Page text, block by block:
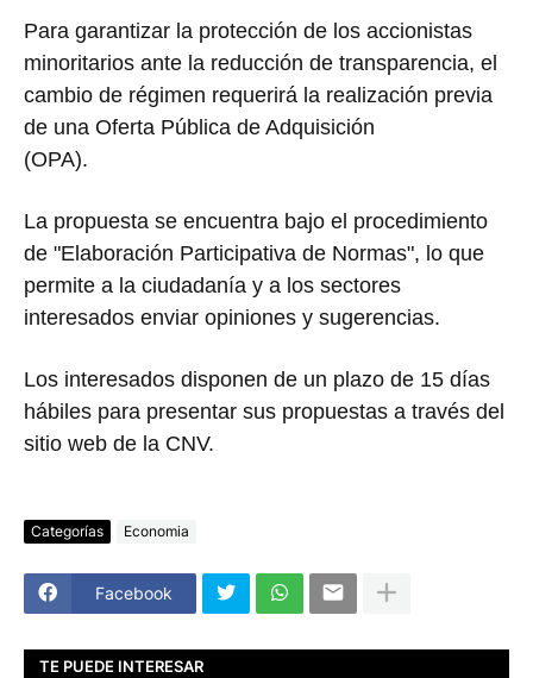
Para garantizar la protección de los accionistas
minoritarios ante la reducción de transparencia, el
cambio de régimen requerirá la realización previa
de una Oferta Pública de Adquisición
(OPA).
La propuesta se encuentra bajo el procedimiento
de "Elaboración Participativa de Normas", lo que
permite a la ciudadanía y a los sectores
interesados enviar opiniones y sugerencias.
Los interesados disponen de un plazo de 15 días
hábiles para presentar sus propuestas a través del
sitio web de la CNV.
Categorías Economia
Facebook
TE PUEDE INTERESAR